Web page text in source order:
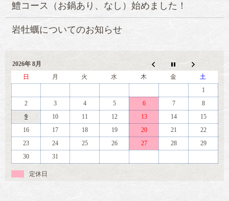
鱧コース（お鍋あり、なし）始めました！
岩牡蠣についてのお知らせ
2026年 8月
日
月 火 水 木 金
土
1
2
3 4 5 6 7
8
9
10 11 12 13 14
15
16
17 18 19 20 21
22
23
24 25 26 27 28
29
30
31
定休日